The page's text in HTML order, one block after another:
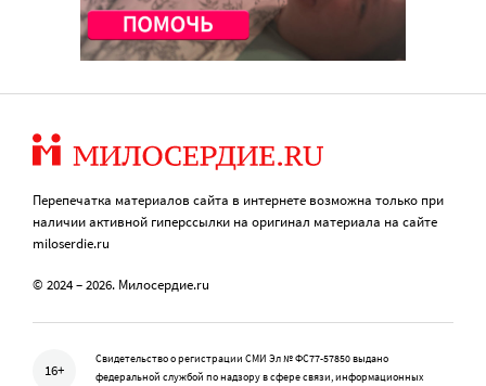
Перепечатка материалов сайта в интернете возможна только при
наличии активной гиперссылки на оригинал материала на сайте
miloserdie.ru
© 2024 – 2026. Милосердие.ru
16+
Свидетельство о регистрации СМИ Эл № ФС77-57850 выдано
федеральной службой по надзору в сфере связи, информационных